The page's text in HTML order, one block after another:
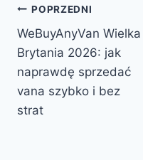
Nawigacja
wpisu
POPRZEDNI
WeBuyAnyVan Wielka
Brytania 2026: jak
naprawdę sprzedać
vana szybko i bez
strat